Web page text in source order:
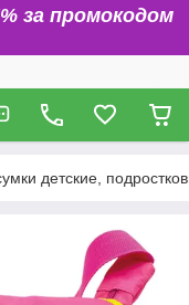
за промокодом
детские,